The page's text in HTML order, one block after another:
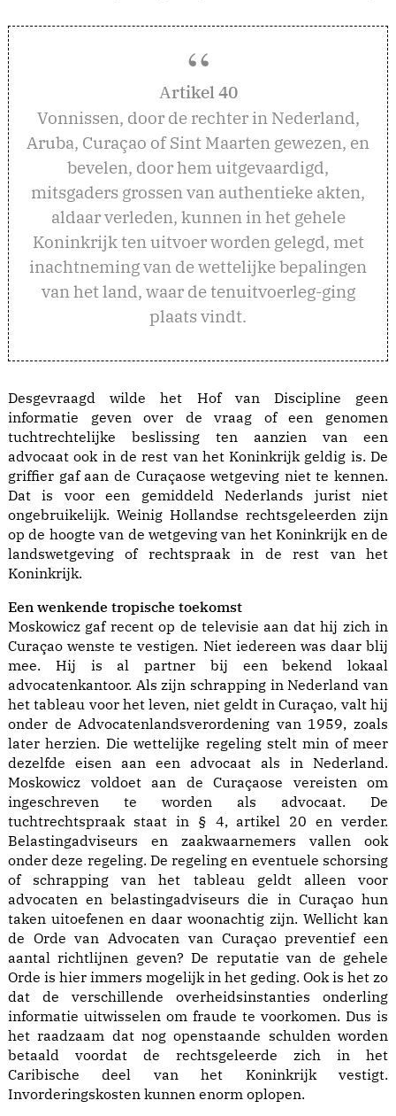
Artikel 40
Vonnissen, door de rechter in Nederland,
Aruba, Curaçao of Sint Maarten gewezen, en
bevelen, door hem uitgevaardigd,
mitsgaders grossen van authentieke akten,
aldaar verleden, kunnen in het gehele
Koninkrijk ten uitvoer worden gelegd, met
inachtneming van de wettelijke bepalingen
van het land, waar de tenuitvoerleg-ging
plaats vindt.
Desgevraagd wilde het Hof van Discipline geen
informatie geven over de vraag of een genomen
tuchtrechtelijke beslissing ten aanzien van een
advocaat ook in de rest van het Koninkrijk geldig is. De
griffier gaf aan de Curaçaose wetgeving niet te kennen.
Dat is voor een gemiddeld Nederlands jurist niet
ongebruikelijk. Weinig Hollandse rechtsgeleerden zijn
op de hoogte van de wetgeving van het Koninkrijk en de
landswetgeving of rechtspraak in de rest van het
Koninkrijk.
Een wenkende tropische toekomst
Moskowicz gaf recent op de televisie aan dat hij zich in
Curaçao wenste te vestigen. Niet iedereen was daar blij
mee. Hij is al partner bij een bekend lokaal
advocatenkantoor. Als zijn schrapping in Nederland van
het tableau voor het leven, niet geldt in Curaçao, valt hij
onder de Advocatenlandsverordening van 1959, zoals
later herzien. Die wettelijke regeling stelt min of meer
dezelfde eisen aan een advocaat als in Nederland.
Moskowicz voldoet aan de Curaçaose vereisten om
ingeschreven te worden als advocaat. De
tuchtrechtspraak staat in § 4, artikel 20 en verder.
Belastingadviseurs en zaakwaarnemers vallen ook
onder deze regeling. De regeling en eventuele schorsing
of schrapping van het tableau geldt alleen voor
advocaten en belastingadviseurs die in Curaçao hun
taken uitoefenen en daar woonachtig zijn. Wellicht kan
de Orde van Advocaten van Curaçao preventief een
aantal richtlijnen geven? De reputatie van de gehele
Orde is hier immers mogelijk in het geding. Ook is het zo
dat de verschillende overheidsinstanties onderling
informatie uitwisselen om fraude te voorkomen. Dus is
het raadzaam dat nog openstaande schulden worden
betaald voordat de rechtsgeleerde zich in het
Caribische deel van het Koninkrijk vestigt.
Invorderingskosten kunnen enorm oplopen.